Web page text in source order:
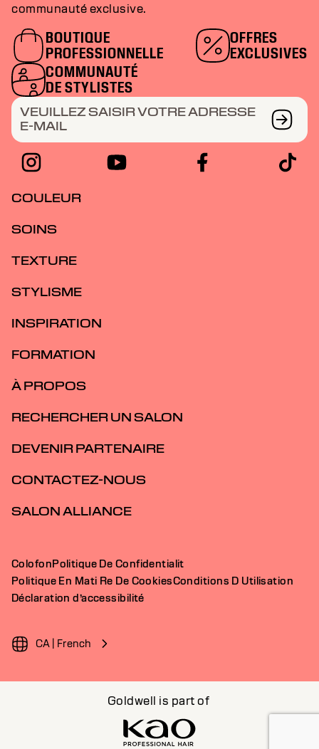
communauté exclusive.
BOUTIQUE
PROFESSIONNELLE
OFFRES
EXCLUSIVES
COMMUNAUTÉ
DE STYLISTES
VEUILLEZ SAISIR VOTRE ADRESSE
E-MAIL
COULEUR
SOINS
TEXTURE
STYLISME
INSPIRATION
FORMATION
À PROPOS
RECHERCHER UN SALON
DEVENIR PARTENAIRE
CONTACTEZ-NOUS
SALON ALLIANCE
ColofonPolitique De Confidentialit
Politique En Mati Re De CookiesConditions D Utilisation
Déclaration d’accessibilité
CA | French
Goldwell is part of